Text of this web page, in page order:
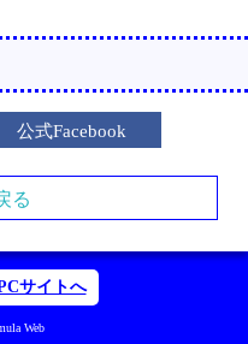
公式Facebook
る
サイトへ
Web